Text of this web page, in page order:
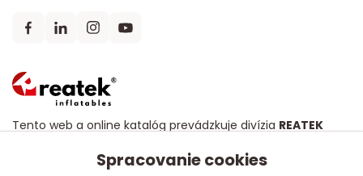
Tento web a online katalóg prevádzkuje divízia REATEK
nafukovacích atrakcií, skákacích hradov a obrovských
Spracovanie cookies